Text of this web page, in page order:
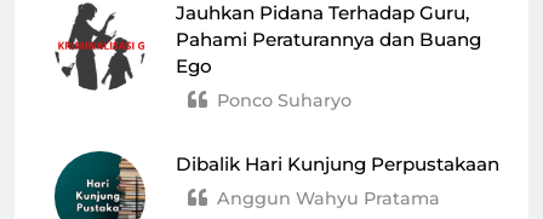
Jauhkan Pidana Terhadap Guru,
Pahami Peraturannya dan Buang
Ego
Ponco Suharyo
Dibalik Hari Kunjung Perpustakaan
Anggun Wahyu Pratama